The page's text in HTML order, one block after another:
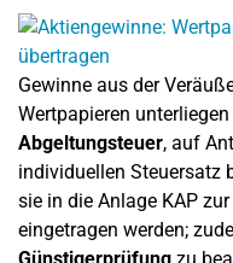
Gewinne aus der
Wertpapieren
Abgeltungsteuer, auf
individuellen Steuersatz
sie in die Anlage KAP
eingetragen werden;